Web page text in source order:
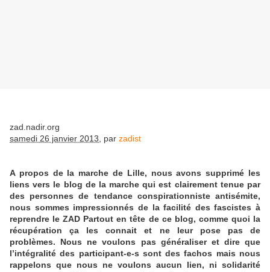
zad.nadir.org
samedi 26 janvier 2013
par zadist
A propos de la marche de Lille, nous avons supprimé les
liens vers le blog de la marche qui est clairement tenue par
des personnes de tendance conspirationniste antisémite,
nous sommes impressionnés de la facilité des fascistes à
reprendre le ZAD Partout en tête de ce blog, comme quoi la
récupération ça les connait et ne leur pose pas de
problèmes. Nous ne voulons pas généraliser et dire que
l’intégralité des participant-e-s sont des fachos mais nous
rappelons que nous ne voulons aucun lien, ni solidarité